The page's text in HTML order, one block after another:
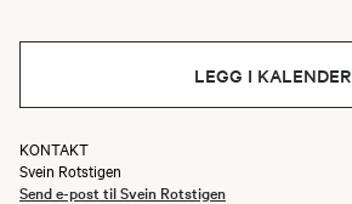
LEGG I KALENDER
KONTAKT
Svein Rotstigen
Send e-post til Svein Rotstigen